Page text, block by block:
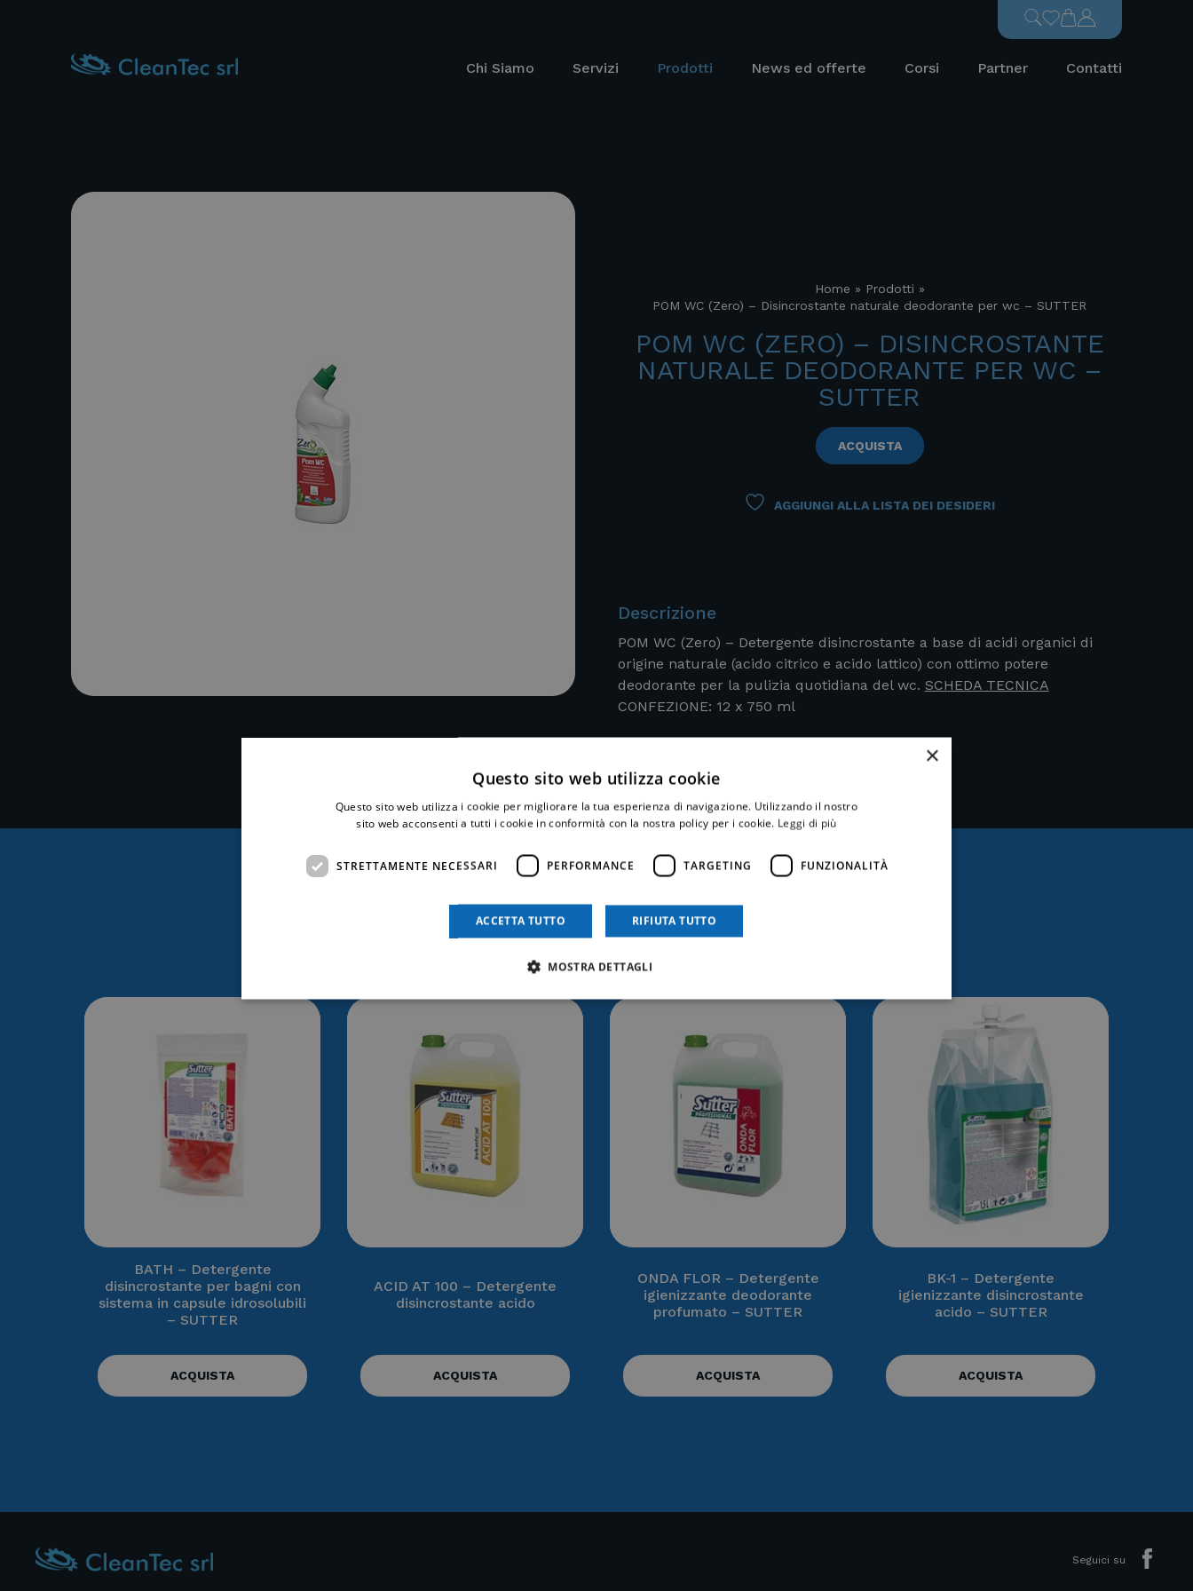
Chi Siamo Servizi Prodotti News ed offerte Corsi Partner Contatti
Home » Prodotti »
POM WC (Zero) – Disincrostante naturale deodorante per wc – SUTTER
POM WC (ZERO) – DISINCROSTANTE
NATURALE DEODORANTE PER WC –
SUTTER
ACQUISTA
AGGIUNGI ALLA LISTA DEI DESIDERI
Descrizione
POM WC (Zero) – Detergente disincrostante a base di acidi organici di
origine naturale (acido citrico e acido lattico) con ottimo potere
deodorante per la pulizia quotidiana del wc. SCHEDA TECNICA
CONFEZIONE: 12 x 750 ml
Ti potrebbe anche interessare
BATH – Detergente
disincrostante per bagni con
sistema in capsule idrosolubili
– SUTTER
ACQUISTA
ACID AT 100 – Detergente
disincrostante acido
ACQUISTA
ONDA FLOR – Detergente
igienizzante deodorante
profumato – SUTTER
ACQUISTA
BK-1 – Detergente
igienizzante disincrostante
acido – SUTTER
ACQUISTA
Seguici su
×
Questo sito web utilizza cookie
Questo sito web utilizza i cookie per migliorare la tua esperienza di navigazione. Utilizzando il nostro
sito web acconsenti a tutti i cookie in conformità con la nostra policy per i cookie. Leggi di più
STRETTAMENTE NECESSARI PERFORMANCE TARGETING FUNZIONALITÀ
ACCETTA TUTTO RIFIUTA TUTTO
MOSTRA DETTAGLI